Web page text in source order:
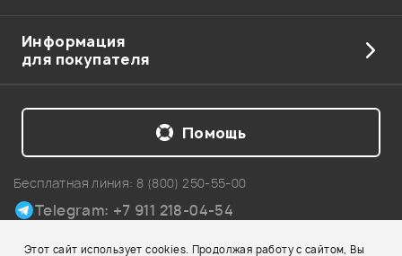
Этот сайт использует cookies. Продолжая работу с сайтом, Вы
Информация
для покупателя
Бесплатная линия: 8 (800) 250-55-00
Telegram: +7 911 218-04-54
Помощь